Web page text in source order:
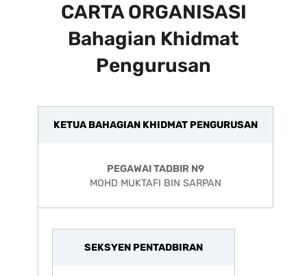
CARTA ORGANISASI
Bahagian Khidmat
Pengurusan
KETUA BAHAGIAN KHIDMAT PENGURUSAN
PEGAWAI TADBIR N9
MOHD MUKTAFI BIN SARPAN
SEKSYEN PENTADBIRAN